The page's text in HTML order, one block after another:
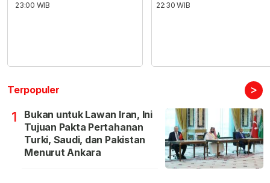
23:00 WIB
22:30 WIB
Terpopuler >
1
Bukan untuk Lawan Iran, Ini
Tujuan Pakta Pertahanan
Turki, Saudi, dan Pakistan
Menurut Ankara